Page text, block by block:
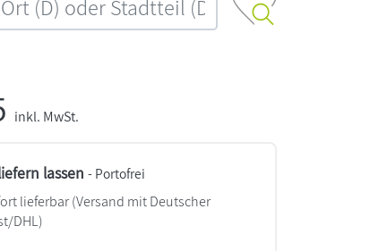
inkl. MwSt.
lassen - Portofrei
lieferbar(Versand mit Deutscher
DHL)